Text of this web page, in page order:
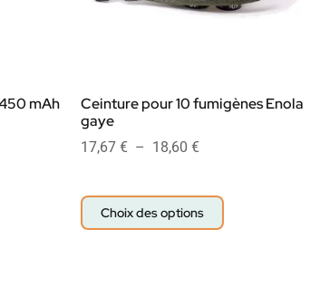
mAh
Ceinture pour 10 fumigènes Enola
gaye
17,67€ – 18,60€
Choix des options